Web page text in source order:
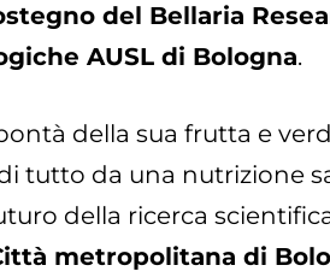
del Bellaria
AUSL di Bologna.
della sua frutta e
tutto da una nutrizione
della ricerca
metropolitana di